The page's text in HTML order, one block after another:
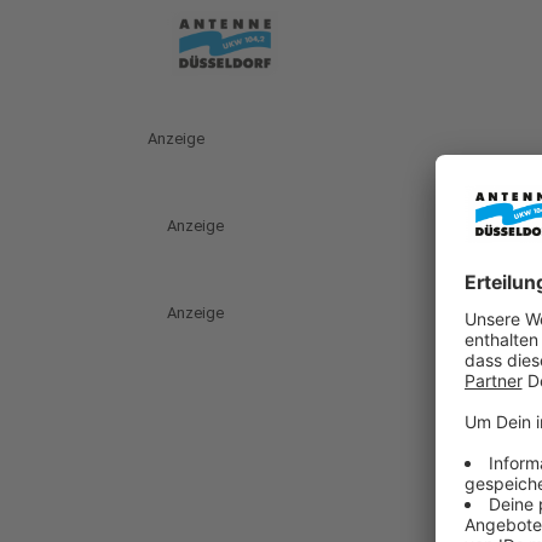
Anzeige
Anzeige
Anzeige